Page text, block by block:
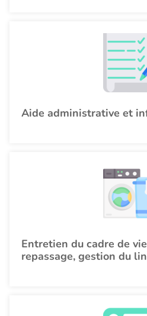
Aide administrative et
Entretien du cadre de
repassage, gestion du